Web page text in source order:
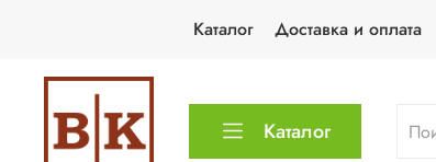
Каталог Доставка и оплата
Каталог